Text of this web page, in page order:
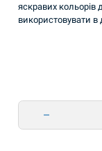
яскравих кольорів
використовувати
Набір фарби